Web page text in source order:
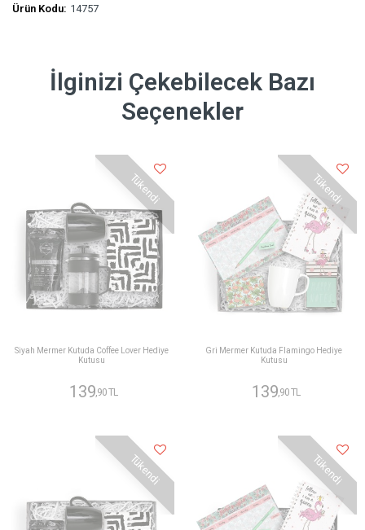
Ürün Kodu: 14757
İlginizi Çekebilecek Bazı
Seçenekler
Tükendi
Siyah Mermer Kutuda Coffee Lover Hediye
Kutusu
139,90 TL
Tükendi
Gri Mermer Kutuda Flamingo Hediye
Kutusu
139,90 TL
Tükendi Tükendi